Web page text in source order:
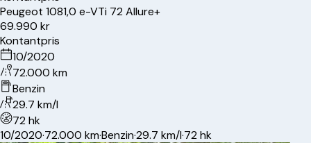
Peugeot 1081,0 e-VTi 72 Allure+
69.990 kr
Kontantpris
10/2020
72.000 km
Benzin
29.7 km/l
72 hk
10/2020·72.000 km·Benzin·29.7 km/l·72 hk